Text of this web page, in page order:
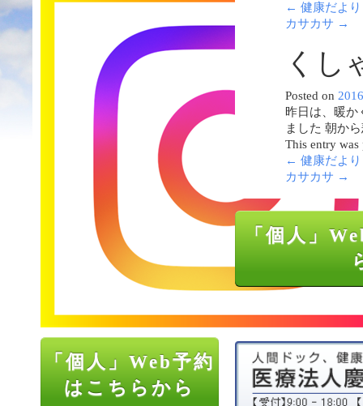
「個人」Web予約
はこちらから
← 健康だよ
カサカサ →
くし
Posted on
昨日は、暖
ました 朝か
This entry
← 健康だよ
カサカサ →
「個人」